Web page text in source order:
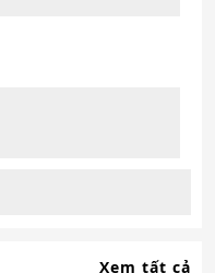
Xem tất cả